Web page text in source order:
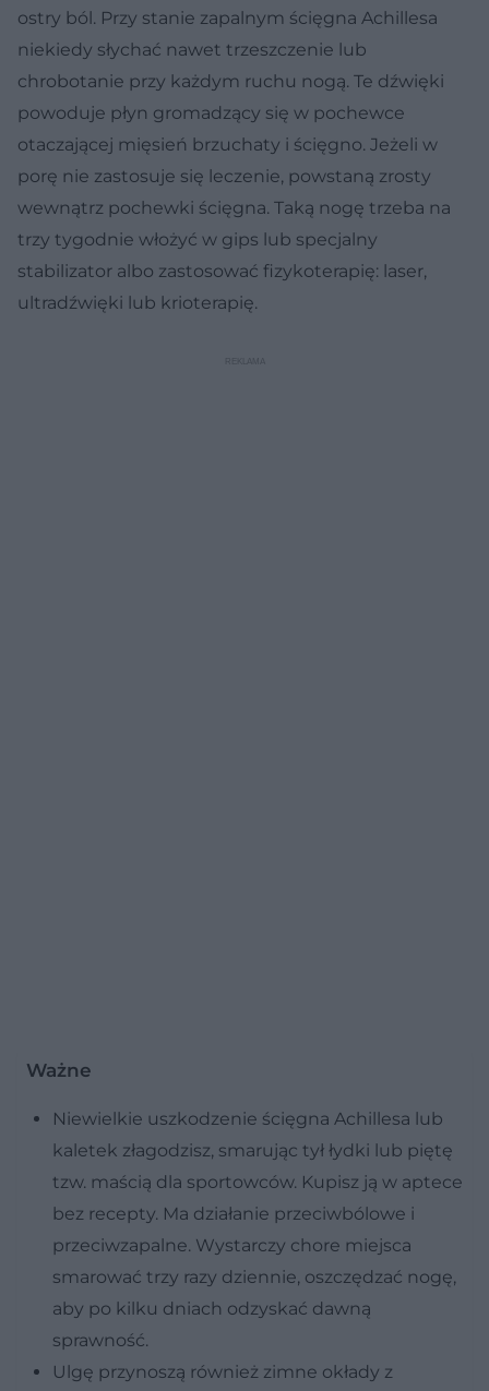
ostry ból. Przy stanie zapalnym ścięgna Achillesa
niekiedy słychać nawet trzeszczenie lub
chrobotanie przy każdym ruchu nogą. Te dźwięki
powoduje płyn gromadzący się w pochewce
otaczającej mięsień brzuchaty i ścięgno. Jeżeli w
porę nie zastosuje się leczenie, powstaną zrosty
wewnątrz pochewki ścięgna. Taką nogę trzeba na
trzy tygodnie włożyć w gips lub specjalny
stabilizator albo zastosować fizykoterapię: laser,
ultradźwięki lub krioterapię.
Ważne
Niewielkie uszkodzenie ścięgna Achillesa lub
kaletek złagodzisz, smarując tył łydki lub piętę
tzw. maścią dla sportowców. Kupisz ją w aptece
bez recepty. Ma działanie przeciwbólowe i
przeciwzapalne. Wystarczy chore miejsca
smarować trzy razy dziennie, oszczędzać nogę,
aby po kilku dniach odzyskać dawną
sprawność.
Ulgę przynoszą również zimne okłady z